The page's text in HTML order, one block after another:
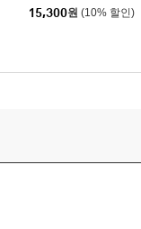
15,300원 (10% 할인)